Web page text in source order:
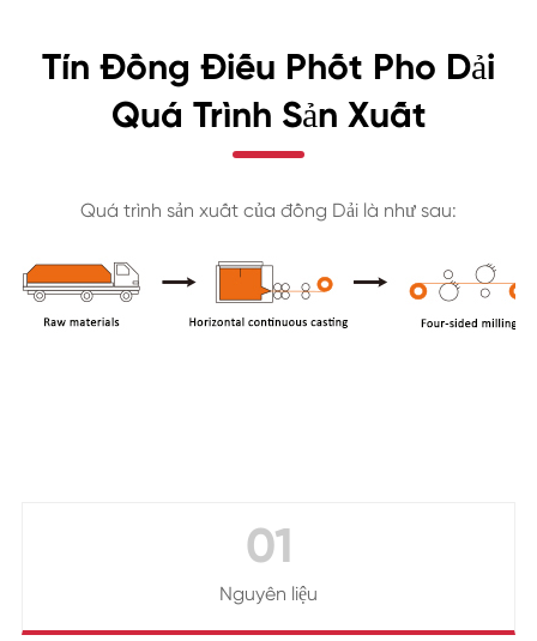
Tín Đồng Điếu Phốt Pho Dải
Quá Trình Sản Xuất
Quá trình sản xuất của đồng Dải là như sau:
01
Nguyên liệu